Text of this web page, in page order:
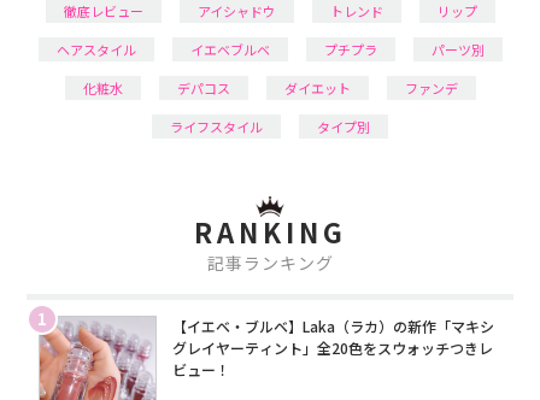
徹底レビュー
アイシャドウ トレンド
リップ
ヘアスタイル
イエベブルベ プチプラ
パーツ別
化粧水
デパコス ダイエット
ファンデ
ライフスタイル
タイプ別
RANKING
記事ランキング
1
【イエベ・ブルベ】Laka（ラカ）の新作「マキシ
グレイヤーティント」全20色をスウォッチつきレ
ビュー！